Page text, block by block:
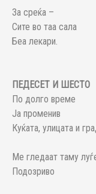
За среќа –
Сите во таа сала
Беа лекари.
ПЕДЕСЕТ И ШЕСТО
По долго време
Ја променив
Куќата, улицата и
Ме гледаат таму
Подозриво